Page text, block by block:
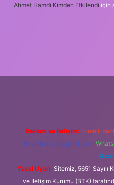
Ahmet Hamdi Kimden Etkilendi için
Reklam ve İletişim: E-mail:
forumhizmeti@gmail.com
Yasal Uyarı: Sitemiz, 5651 Sayılı
ve İletişim Kurumu (BTK)